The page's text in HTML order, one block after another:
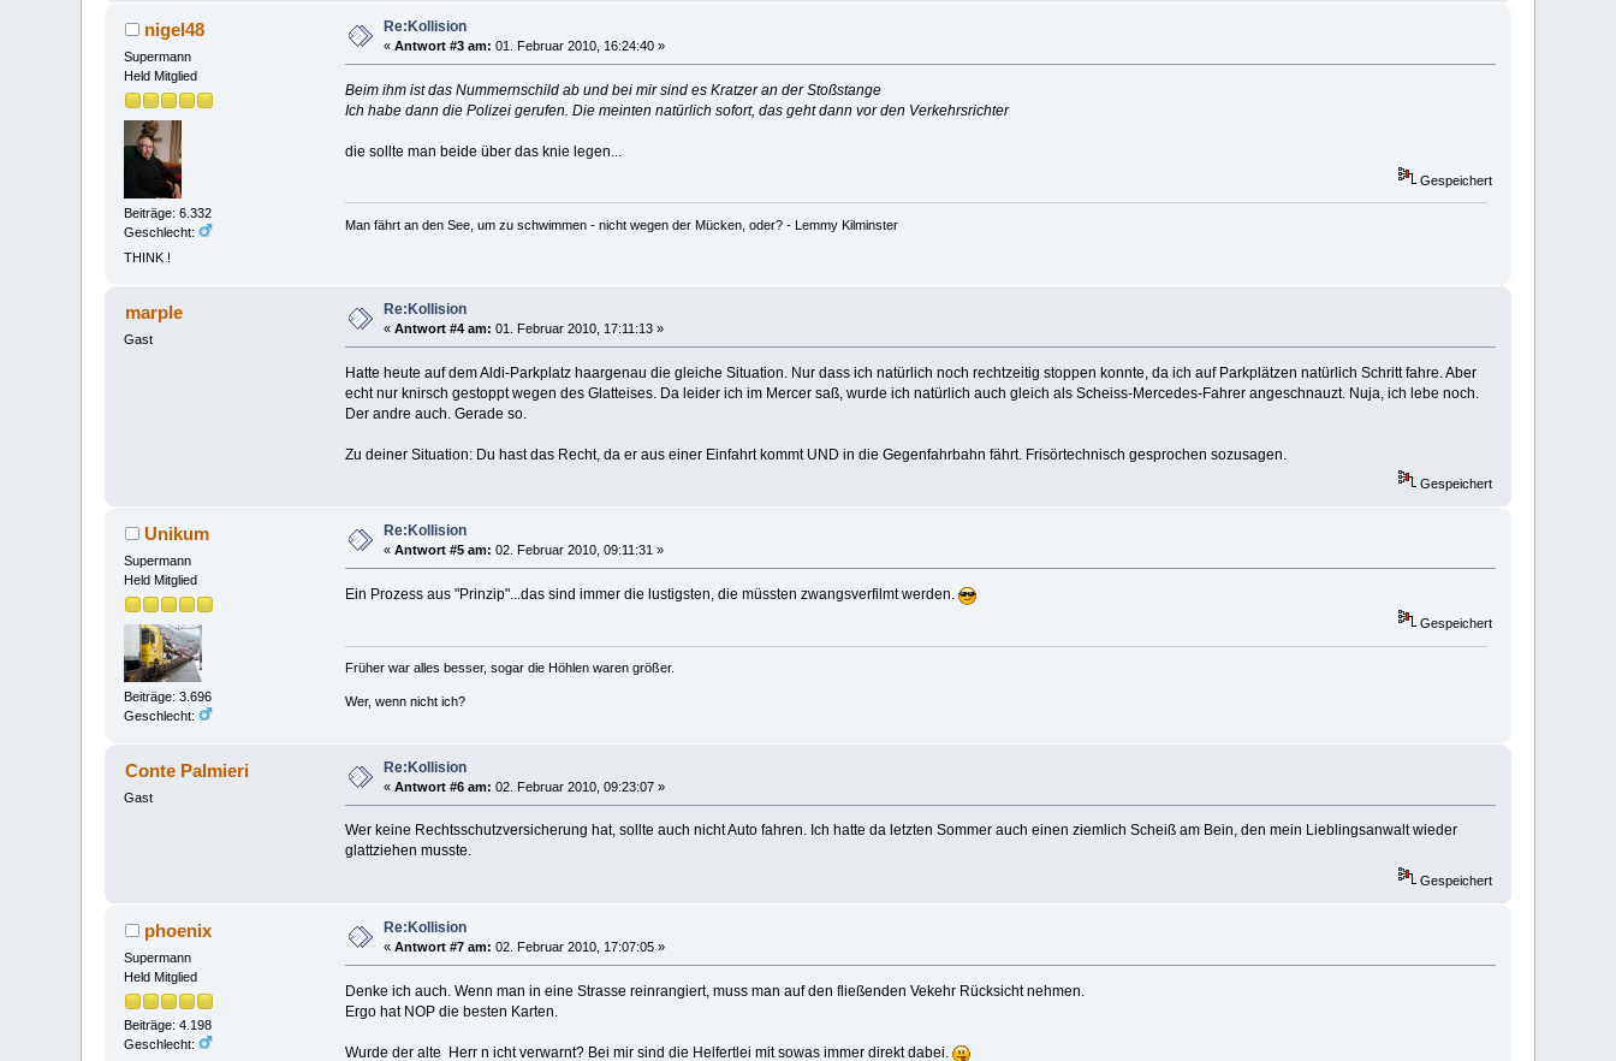
nigel48
Supermann
Held Mitglied
Beiträge: 6.332
Geschlecht:
THINK !
Re:Kollision
«Antwort #3 am: 01. Februar 2010, 16:24:40 »
Beim ihm ist das Nummernschild ab und bei mir sind es Kratzer an der Stoßstange
Ich habe dann die Polizei gerufen. Die meinten natürlich sofort, das geht dann vor den Verkehrsrichter
die sollte man beide über das knie legen...
Gespeichert
Man fährt an den See, um zu schwimmen - nicht wegen der Mücken, oder? - Lemmy Kilminster
marple
Gast
Re:Kollision
«Antwort #4 am: 01. Februar 2010, 17:11:13 »
Hatte heute auf dem Aldi-Parkplatz haargenau die gleiche Situation. Nur dass ich natürlich noch rechtzeitig stoppen konnte, da ich auf Parkplätzen natürlich Schritt fahre. Aber
echt nur knirsch gestoppt wegen des Glatteises. Da leider ich im Mercer saß, wurde ich natürlich auch gleich als Scheiss-Mercedes-Fahrer angeschnauzt. Nuja, ich lebe noch.
Der andre auch. Gerade so.
Zu deiner Situation: Du hast das Recht, da er aus einer Einfahrt kommt UND in die Gegenfahrbahn fährt. Frisörtechnisch gesprochen sozusagen.
Gespeichert
Unikum
Supermann
Held Mitglied
Beiträge: 3.696
Geschlecht:
Re:Kollision
«Antwort #5 am: 02. Februar 2010, 09:11:31 »
Ein Prozess aus "Prinzip"...das sind immer die lustigsten, die müssten zwangsverfilmt werden.
Gespeichert
Früher war alles besser, sogar die Höhlen waren größer.
Wer, wenn nicht ich?
Conte Palmieri
Gast
Re:Kollision
«Antwort #6 am: 02. Februar 2010, 09:23:07 »
Wer keine Rechtsschutzversicherung hat, sollte auch nicht Auto fahren. Ich hatte da letzten Sommer auch einen ziemlich Scheiß am Bein, den mein Lieblingsanwalt wieder
glattziehen musste.
Gespeichert
phoenix
Supermann
Held Mitglied
Beiträge: 4.198
Geschlecht:
Re:Kollision
«Antwort #7 am: 02. Februar 2010, 17:07:05 »
Denke ich auch. Wenn man in eine Strasse reinrangiert, muss man auf den fließenden Vekehr Rücksicht nehmen.
Ergo hat NOP die besten Karten.
Wurde der alte Herr n icht verwarnt? Bei mir sind die Helfertlei mit sowas immer direkt dabei.